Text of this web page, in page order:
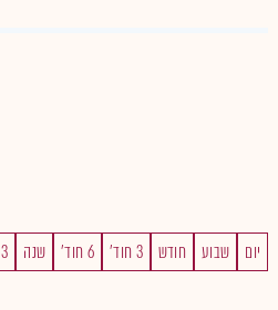
יום שבוע חודש 3 חוד' 6 חוד' שנה 3 שנים